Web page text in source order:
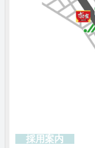
採用案内